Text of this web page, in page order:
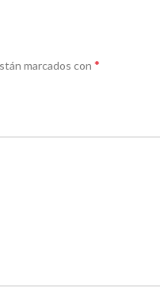
marcados con *